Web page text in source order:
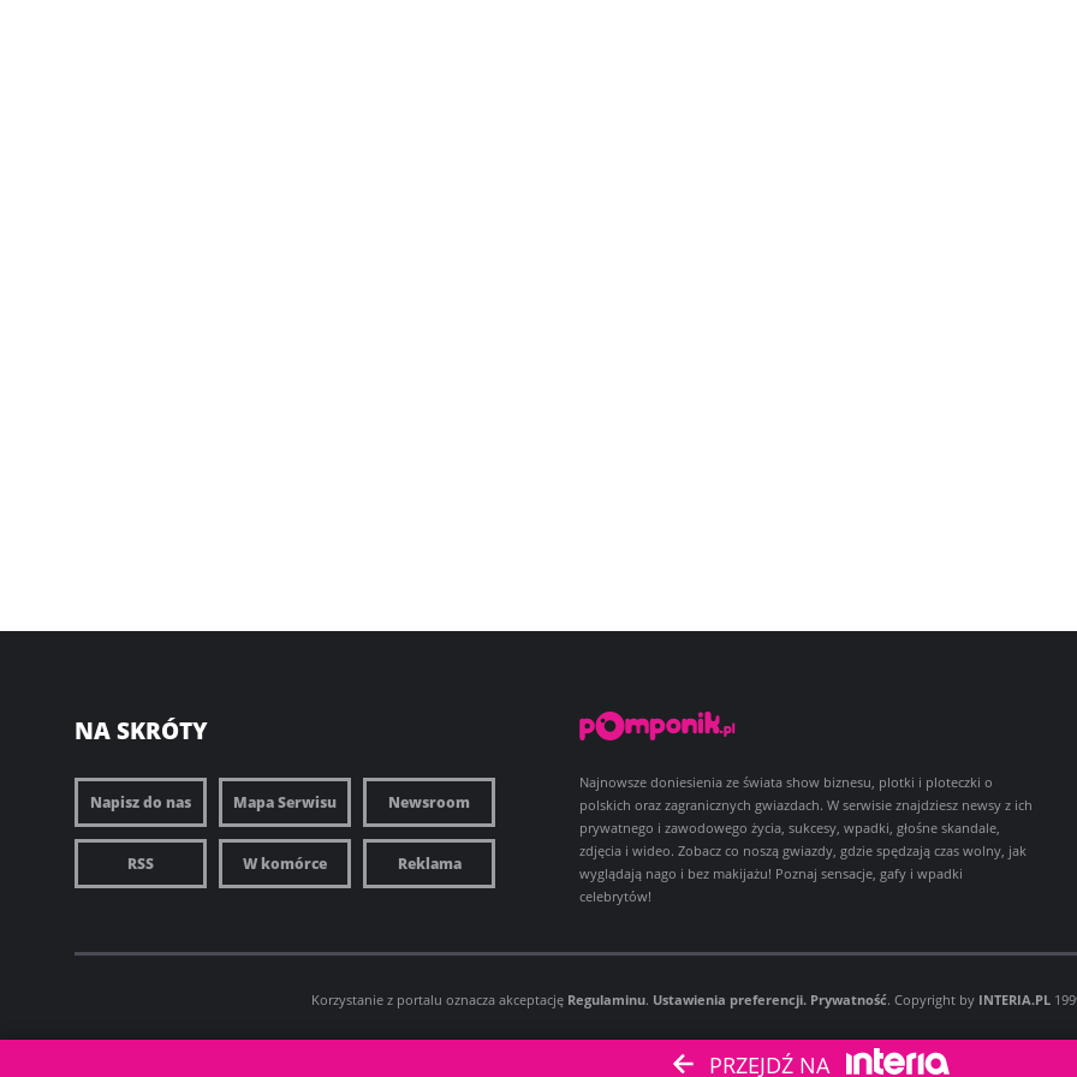
NA SKRÓTY
Napisz do nas Mapa Serwisu Newsroom
RSS W komórce Reklama
Najnowsze doniesienia ze świata show biznesu, plotki i ploteczki o
polskich oraz zagranicznych gwiazdach. W serwisie znajdziesz newsy z ich
prywatnego i zawodowego życia, sukcesy, wpadki, głośne skandale,
zdjęcia i wideo. Zobacz co noszą gwiazdy, gdzie spędzają czas wolny, jak
wyglądają nago i bez makijażu! Poznaj sensacje, gafy i wpadki
celebrytów!
Korzystanie z portalu oznacza akceptację Regulaminu. Ustawienia preferencji. Prywatność. Copyright by INTERIA.PL
PRZEJDŹ NA